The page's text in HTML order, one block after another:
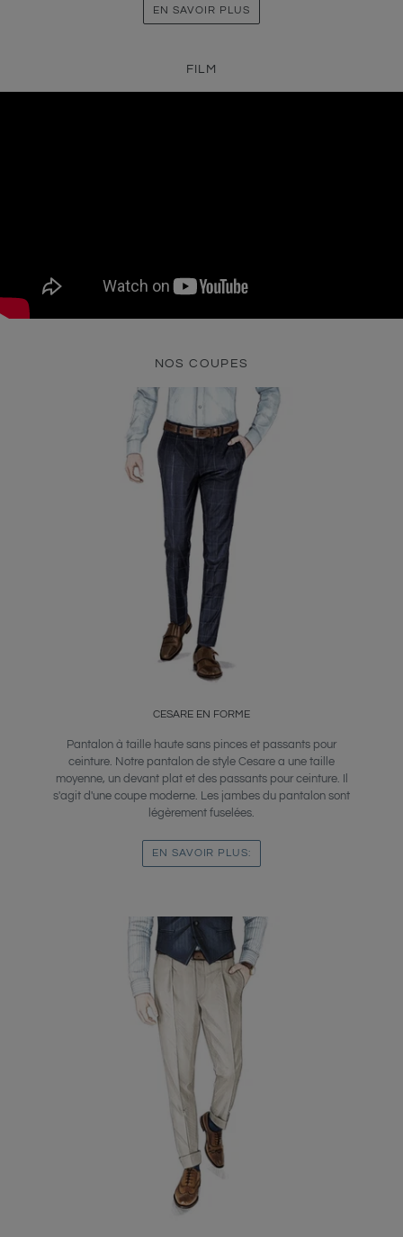
EN SAVOIR PLUS
FILM
NOS COUPES
CESARE EN FORME
Pantalon à taille haute sans pinces et passants pour
ceinture. Notre pantalon de style Cesare a une taille
moyenne, un devant plat et des passants pour ceinture. Il
s'agit d'une coupe moderne. Les jambes du pantalon sont
légèrement fuselées.
EN SAVOIR PLUS: